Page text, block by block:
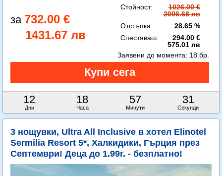
732.00 €
1431.67 лв
Стойност:
1026.00 €
2006.68 лв
Отстъпка:
28.65 %
Спестяваш:
294.00 €
575.01 лв
12
Дни
18
Часа
57
Минути
29
Секунди
Заявени до момента: 18 бр.
3 нощувки, Ultra All Inclusive в хотел Elinotel
Sermilia Resort 5*, Халкидики, Гърция през
Септември! Деца до 1.99г. - безплатно!